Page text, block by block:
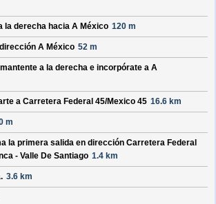
la derecha hacia A México 120 m
A México 52 m
a la derecha e incorpórate a A
a Carretera Federal 45/Mexico 45 16.6 km
m
la primera salida en dirección Carretera Federal
- Valle De Santiago 1.4 km
3.6 km